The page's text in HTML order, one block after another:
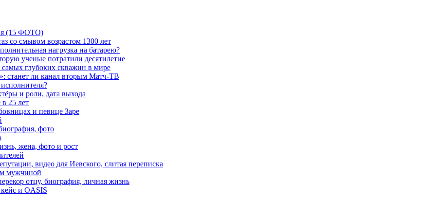
(15 ФОТО)
со смывом возрастом 1300 лет
нагрузка на батарею?
ученые потратили десятилетие
глубоких скважин в мире
станет ли канал вторым Матч-ТВ
и роли, дата выхода
25 лет
и певице Заре
фото
жена, фото и рост
видео для Иевского, слитая переписка
мужчиной
отцу, биография, личная жизнь
и OASIS